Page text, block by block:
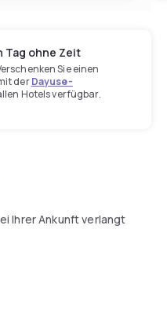
Tag ohne Zeit
Sie einen
derDayuse-
Hotels verfügbar.
Ihrer Ankunft verlangt